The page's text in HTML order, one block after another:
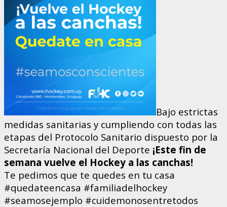
Bajo estrictas
medidas sanitarias y cumpliendo con todas las
etapas del Protocolo Sanitario dispuesto por la
Secretaría Nacional del Deporte ¡Este fin de
semana vuelve el Hockey a las canchas!
Te pedimos que te quedes en tu casa
#quedateencasa #familiadelhockey
#seamosejemplo #cuidemonosentretodos